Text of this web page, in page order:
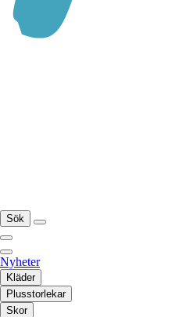
Sök
Nyheter
Kläder
Plusstorlekar
Skor